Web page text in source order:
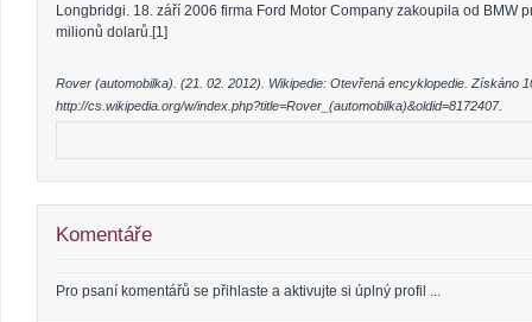
Longbridgi. 18. září 2006 firma Ford Motor Company zakoupila od BMW
milionů dolarů.[1]
Rover (automobilka). (21. 02. 2012). Wikipedie: Otevřená encyklopedie. Získáno
http://cs.wikipedia.org/w/index.php?title=Rover_(automobilka)&oldid=8172407.
Komentáře
Pro psaní komentářů se přihlaste a aktivujte si úplný profil ...